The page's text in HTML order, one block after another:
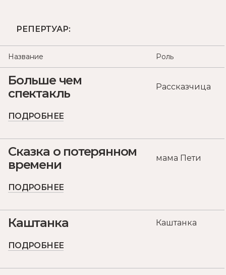
РЕПЕРТУАР:
Название Роль
Больше чем
спектакль
Рассказчица
ПОДРОБНЕЕ
Сказка о потерянном
времени
мама Пети
ПОДРОБНЕЕ
Каштанка Каштанка
ПОДРОБНЕЕ